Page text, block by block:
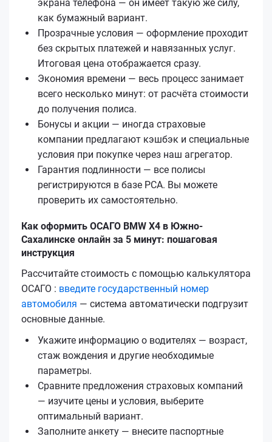
экрана телефона — он имеет такую же силу,
как бумажный вариант.
Прозрачные условия — оформление проходит
без скрытых платежей и навязанных услуг.
Итоговая цена отображается сразу.
Экономия времени — весь процесс занимает
всего несколько минут: от расчёта стоимости
до получения полиса.
Бонусы и акции — иногда страховые
компании предлагают кэшбэк и специальные
условия при покупке через наш агрегатор.
Гарантия подлинности — все полисы
регистрируются в базе РСА. Вы можете
проверить их самостоятельно.
Как оформить ОСАГО BMW X4 в Южно-
Сахалинске онлайн за 5 минут: пошаговая
инструкция
Рассчитайте стоимость с помощью калькулятора
ОСАГО : введите государственный номер
автомобиля — система автоматически подгрузит
основные данные.
Укажите информацию о водителях — возраст,
стаж вождения и другие необходимые
параметры.
Сравните предложения страховых компаний
— изучите цены и условия, выберите
оптимальный вариант.
Заполните анкету — внесите паспортные